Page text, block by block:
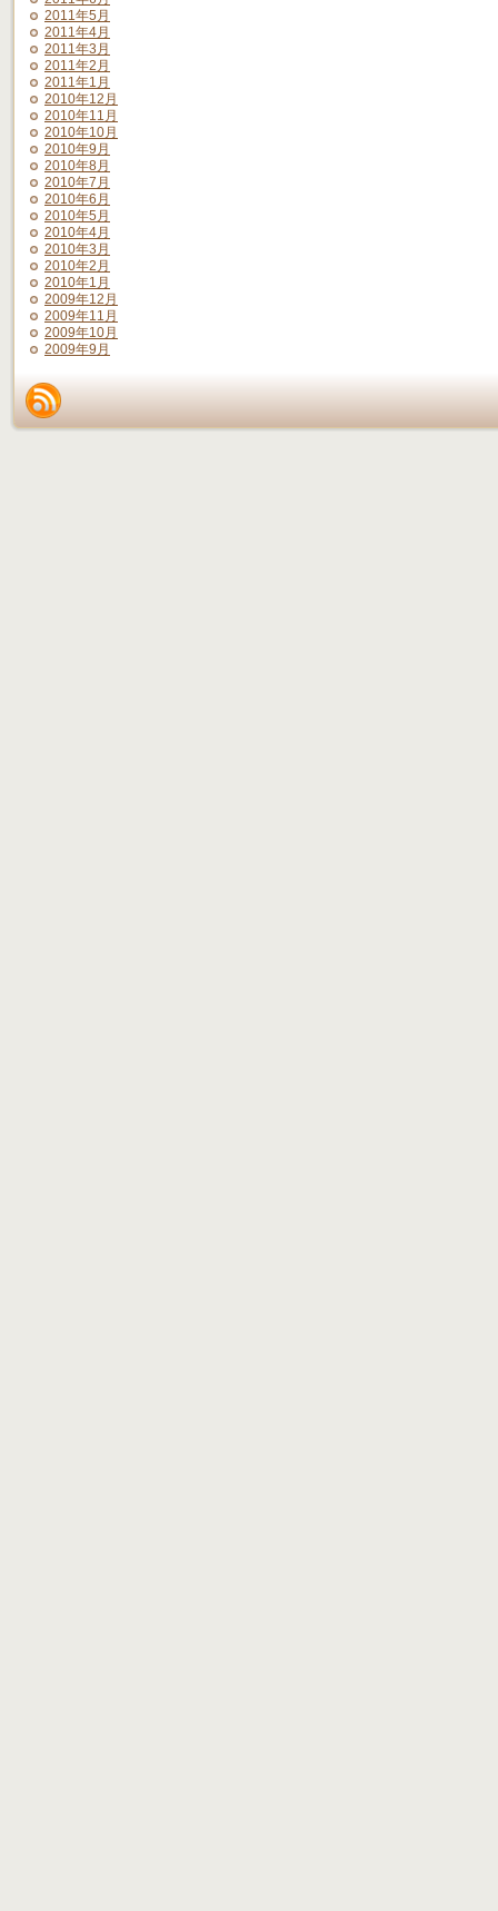
2011年5月
2011年4月
2011年3月
2011年2月
2011年1月
2010年12月
2010年11月
2010年10月
2010年9月
2010年8月
2010年7月
2010年6月
2010年5月
2010年4月
2010年3月
2010年2月
2010年1月
2009年12月
2009年11月
2009年10月
2009年9月